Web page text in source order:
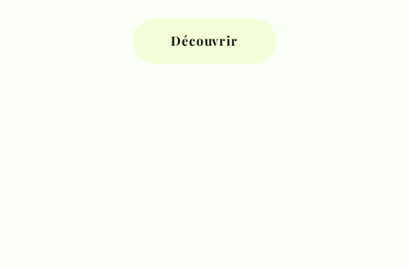
Découvrir